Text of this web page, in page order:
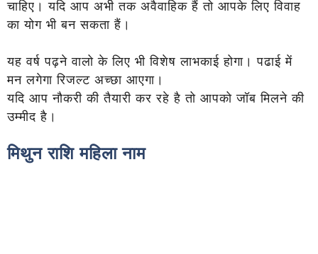
चाहिए। यदि आप अभी तक अवैवाहिक हैं तो आपके लिए विवाह
का योग भी बन सकता हैं।
यह वर्ष पढ़ने वालो के लिए भी विशेष लाभकाई होगा। पढाई में
मन लगेगा रिजल्ट अच्छा आएगा।
यदि आप नौकरी की तैयारी कर रहे है तो आपको जॉब मिलने की
उम्मीद है।
मिथुन राशि महिला नाम